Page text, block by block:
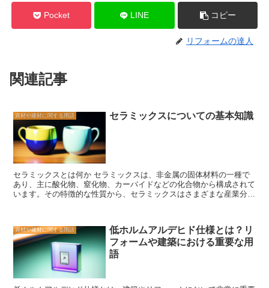
Pocket LINE コピー
リフォームの達人
関連記事
資材や建材に関する用語 セラミックスについての基本知識
セラミックスとは何か セラミックスは、非金属の固体材料の一種で
あり、主に酸化物、窒化物、カーバイドなどの化合物から構成されて
います。その特徴的な性質から、セラミックスはさまざまな産業分野
に耐えることができることを意味しています。また、セラミックスは
非常に硬く、耐摩耗性にも優れています。これらの特性により、セラ
ミックスは自動車産業、航空宇宙産業、電子機器産業などで広く使用
されています。 さらに、セラミックスは絶縁体としての優れた性能
を持っています。これは、セラミックスが電気を通さない性質を持っ
ているためです。そのため、セラミックスは電子部品や電気絶縁体と
して使用されることがあります。 また、セラミックスは化学的に安
資材や建材に関する用語
低ホルムアルデヒド仕様とは？リ
フォームや建築における重要な用
語